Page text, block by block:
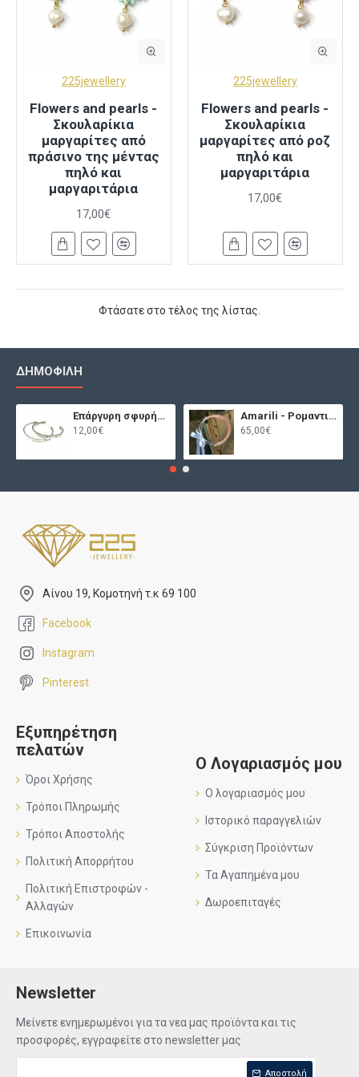
225jewellery
Flowers and pearls -
Σκουλαρίκια
μαργαρίτες από
πράσινο της μέντας
πηλό και
μαργαριτάρια
17,00€
225jewellery
Flowers and pearls -
Σκουλαρίκια
μαργαρίτες από ροζ
πηλό και
μαργαριτάρια
17,00€
Φτάσατε στο τέλος της λίστας.
ΔΗΜΟΦΙΛΉ
Επάργυρη σφυρήλατη χειροπέδα
12,00€
Amarili - Ρομαντικά στέφανα γάμου
65,00€
Αίνου 19, Κομοτηνή τ.κ 69 100
Facebook
Instagram
Pinterest
Εξυπηρέτηση
πελατών
Όροι Χρήσης
Τρόποι Πληρωμής
Τρόποι Αποστολής
Πολιτική Απορρήτου
Πολιτική Επιστροφών -
Αλλαγών
Επικοινωνία
Ο Λογαριασμός μου
Ο λογαριασμός μου
Ιστορικό παραγγελιών
Σύγκριση Προϊόντων
Τα Αγαπημένα μου
Δωροεπιταγές
Newsletter
Μείνετε ενημερωμένοι για τα νεα μας προϊόντα και τις
προσφορές, εγγραφείτε στο newsletter μας
Αποστολή